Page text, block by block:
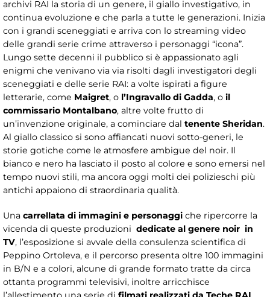
archivi RAI la storia di un genere, il giallo investigativo, in
continua evoluzione e che parla a tutte le generazioni. Inizia
con i grandi sceneggiati e arriva con lo streaming video
delle grandi serie crime attraverso i personaggi “icona”.
Lungo sette decenni il pubblico si è appassionato agli
enigmi che venivano via via risolti dagli investigatori degli
sceneggiati e delle serie RAI: a volte ispirati a figure
letterarie, come Maigret, o l’Ingravallo di Gadda, o il
commissario Montalbano, altre volte frutto di
un’invenzione originale, a cominciare dal tenente Sheridan.
Al giallo classico si sono affiancati nuovi sotto-generi, le
storie gotiche come le atmosfere ambigue del noir. Il
bianco e nero ha lasciato il posto al colore e sono emersi nel
tempo nuovi stili, ma ancora oggi molti dei polizieschi più
antichi appaiono di straordinaria qualità.
Una carrellata di immagini e personaggi che ripercorre la
vicenda di queste produzioni dedicate al genere noir in
TV, l’esposizione si avvale della consulenza scientifica di
Peppino Ortoleva, e il percorso presenta oltre 100 immagini
in B/N e a colori, alcune di grande formato tratte da circa
ottanta programmi televisivi, inoltre arricchisce